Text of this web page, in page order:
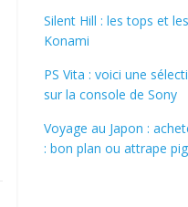
Silent Hill : les tops et
Konami
PS Vita : voici une
sur la console de Sony
Voyage au Japon :
: bon plan ou attrape